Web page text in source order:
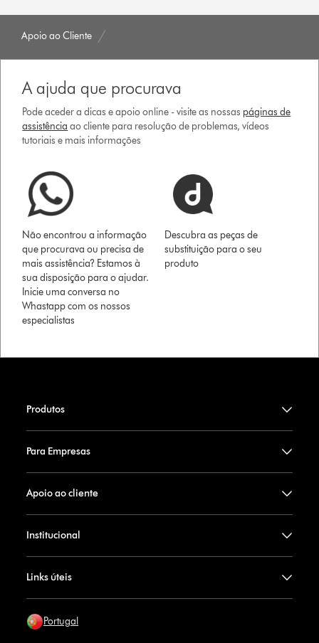
Apoio ao Cliente
A ajuda que procurava
Pode aceder a dicas e apoio online - visite as nossas páginas de
assistência ao cliente para resolução de problemas, vídeos
tutoriais e mais informações
Não encontrou a informação
que procurava ou precisa de
mais assistência? Estamos à
sua disposição para o ajudar.
Inicie uma conversa no
Whastapp com os nossos
especialistas
Descubra as peças de
substituição para o seu
produto
Produtos
Para Empresas
Apoio ao cliente
Institucional
Links úteis
Portugal